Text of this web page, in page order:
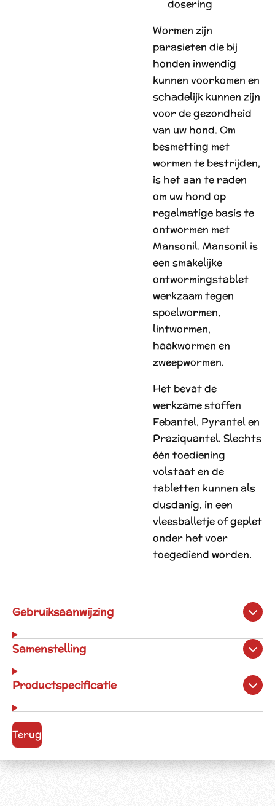
dosering
Wormen zijn
parasieten die bij
honden inwendig
kunnen voorkomen en
schadelijk kunnen zijn
voor de gezondheid
van uw hond. Om
besmetting met
wormen te bestrijden,
is het aan te raden
om uw hond op
regelmatige basis te
ontwormen met
Mansonil. Mansonil is
een smakelijke
ontwormingstablet
werkzaam tegen
spoelwormen,
lintwormen,
haakwormen en
zweepwormen.
Het bevat de
werkzame stoffen
Febantel, Pyrantel en
Praziquantel. Slechts
één toediening
volstaat en de
tabletten kunnen als
dusdanig, in een
vleesballetje of geplet
onder het voer
toegediend worden.
Gebruiksaanwijzing
Samenstelling
Productspecificatie
Terug